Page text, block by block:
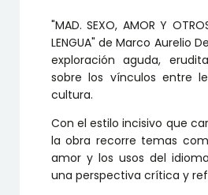
LENGUA
cantidad
"MAD. SEXO, AMOR Y
LENGUA" de Marco Aurelio
exploración aguda,
sobre los vínculos entre
cultura.
Con el estilo incisivo que
la obra recorre temas
amor y los usos del
una perspectiva crítica y